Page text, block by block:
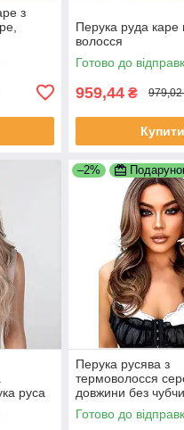
з
Перука руда
волосся
Готово до
959,44 ₴ 979,02
Купити
руса
–2%
Перука русява з
термоволосся
довжини без
коричнева
Готово до